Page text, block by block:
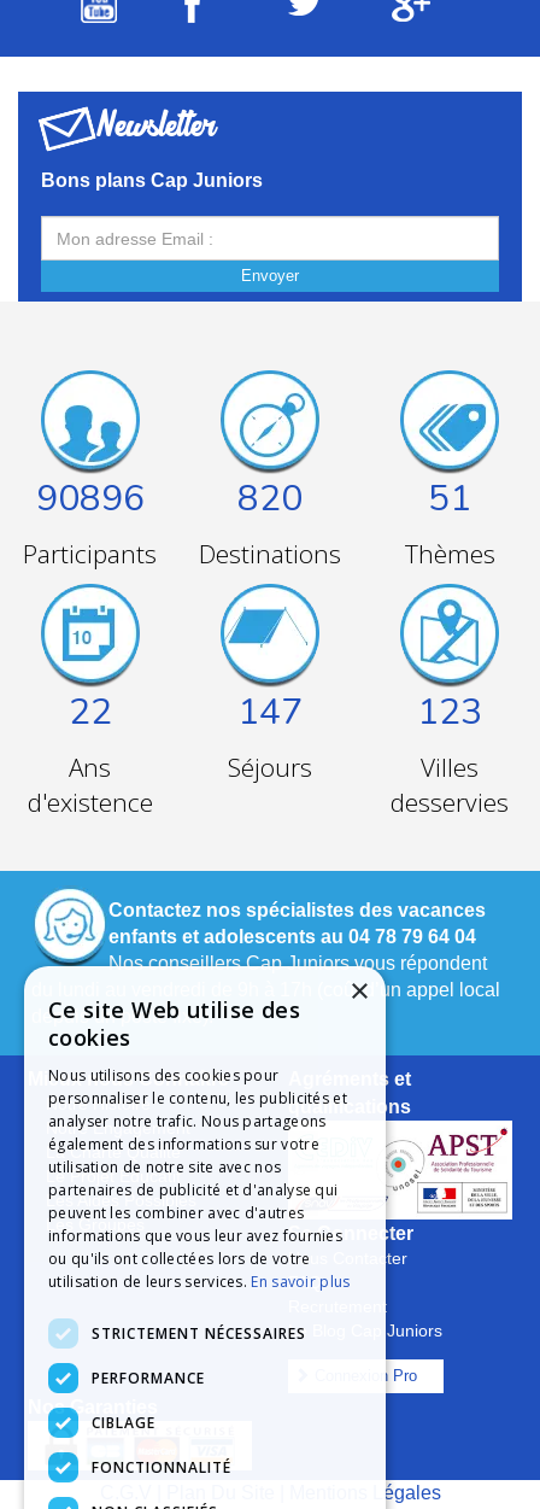
Newsletter
Bons plans Cap Juniors
Envoyer
90896
Participants
820
Destinations
51
Thèmes
22
Ans
d'existence
147
Séjours
123
Villes
desservies
Contactez nos spécialistes des vacances
enfants et adolescents au 04 78 79 64 04
Nos conseillers Cap Juniors vous répondent
du lundi au vendredi de 9h à 17h (coût d’un appel local
depuis un poste fixe).
Mieux nous Connaître
Notre Histoire
Notre Engagement
La Charte Qualité
Le Projet Educatif
Les Aides Possibles
Les Groupes
Agréments et
qualifications
Se Connecter
Nous Contacter
FAQ
Recrutement
Le Blog Cap Juniors
Connexion Pro
Nos Garanties
Mentions Légales
×
Ce site Web utilise des
cookies
Nous utilisons des cookies pour
personnaliser le contenu, les publicités et
analyser notre trafic. Nous partageons
également des informations sur votre
utilisation de notre site avec nos
partenaires de publicité et d'analyse qui
peuvent les combiner avec d'autres
informations que vous leur avez fournies
ou qu'ils ont collectées lors de votre
utilisation de leurs services. En savoir plus
STRICTEMENT NÉCESSAIRES
PERFORMANCE
CIBLAGE
FONCTIONNALITÉ